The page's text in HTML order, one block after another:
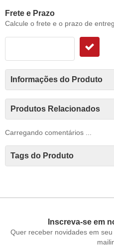
Frete e Prazo
Calcule o frete e o prazo de
Informações do Produto
Produtos Relacionados
Carregando comentários ...
Tags do Produto
Inscreva-se em
Quer receber novidades em